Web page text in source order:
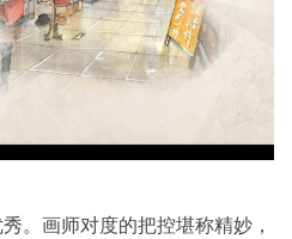
。画师对度的把控堪称精妙，